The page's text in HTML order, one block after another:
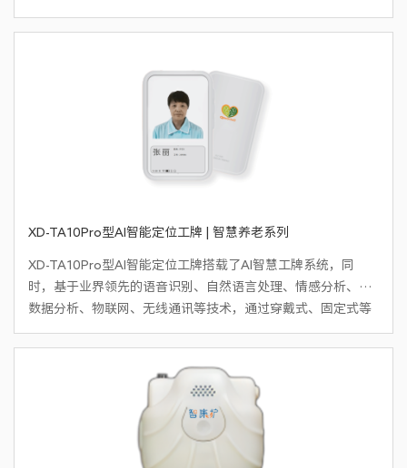
XD-TA10Pro型AI智能定位工牌 | 智慧养老系列
XD-TA10Pro型AI智能定位工牌搭载了AI智慧工牌系统，同
时，基于业界领先的语音识别、自然语言处理、情感分析、大
数据分析、物联网、无线通讯等技术，通过穿戴式、固定式等
工、客户接待等）在服务提供、营销接待、服务导购、案场讲
解等服务过程中的语音、位置等数据，对服务人员的服务质
量、服务合规性、位置真实性等实现多维度进行数据采集与服
务测评，并结合业务流程，如工单任务执行等情况，给出智能
预警、测评与评价，提高和培养服务人员面向客户的专业能
力。同时，在大量语音数据的基础上，分析长者或客户画像、